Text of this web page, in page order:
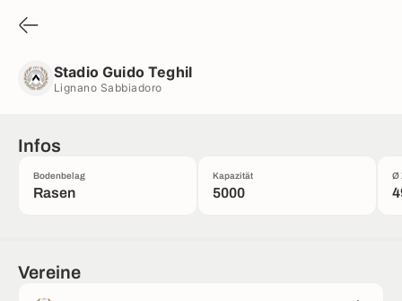
Stadio Guido Teghil
Lignano Sabbiadoro
Infos
Bodenbelag
Rasen
Kapazität
5000
Ø
Vereine